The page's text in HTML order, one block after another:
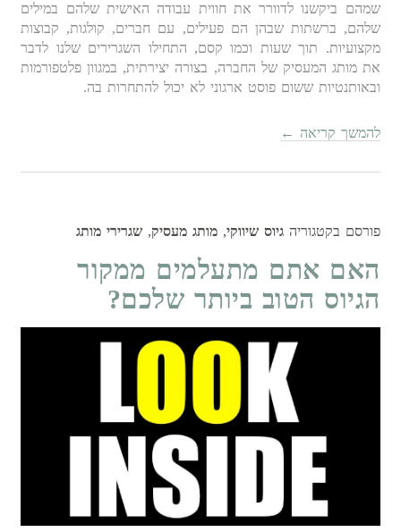
שמהם ביקשנו לדוורר את חווית עבודה האישית שלהם במילים
שלהם, ברשתות שבהן הם פעילים, עם חברים, קולגות, קבוצות
מקצועיות. תוך שעות וכמו קסם, התחילו השגרירים שלנו לדבר
את מותג המעסיק של החברה, בצורה יצירתית, במגוון פלטפורמות
ובאותנטיות ששום פוסט ארגוני לא יכול להתחרות בה.
להמשך קריאה ←
פורסם בקטגוריהגיוס שיווקי,מותג מעסיק,שגרירי מותג
האם אתם מתעלמים ממקור
הגיוס הטוב ביותר שלכם?